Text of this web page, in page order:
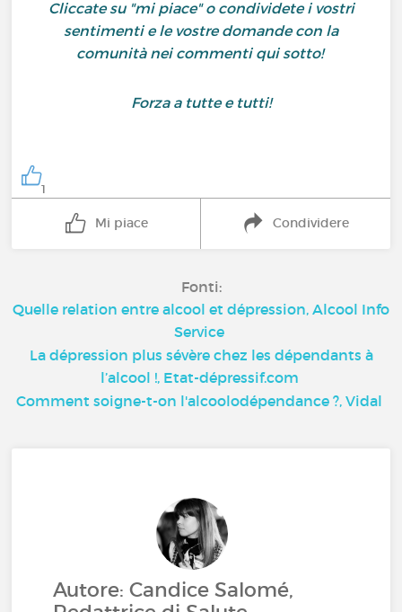
Cliccate su "mi piace" o condividete i vostri
sentimenti e le vostre domande con la
comunità nei commenti qui sotto!
Forza a tutte e tutti!
1
Mi piace Condividere
Fonti:
Quelle relation entre alcool et dépression, Alcool Info
Service
La dépression plus sévère chez les dépendants à
l’alcool !, Etat-dépressif.com
Comment soigne-t-on l'alcoolodépendance ?, Vidal
Autore: Candice Salomé,